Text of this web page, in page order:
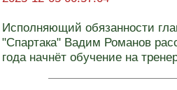
Исполняющий обязанности
"Спартака" Вадим Романов
года начнёт обучение на